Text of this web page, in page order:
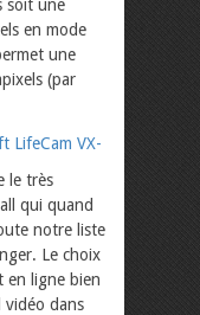
soit une
en mode
une
(par
le très
qui quand
notre liste
Le choix
en ligne bien
vidéo dans